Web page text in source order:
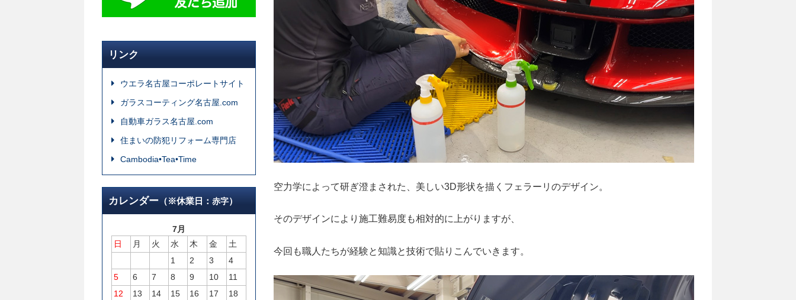
空力学によって研ぎ澄まされた、美しい3D形状を描くフェラーリのデザイン。
そのデザインにより施工難易度も相対的に上がりますが、
今回も職人たちが経験と知識と技術で貼りこんでいきます。
リンク
ウエラ名古屋コーポレートサイト
ガラスコーティング名古屋.com
自動車ガラス名古屋.com
住まいの防犯リフォーム専門店
Cambodia•Tea•Time
カレンダー （※休業日： 赤字）
7月
日
月 火 水 木 金
土
1
2 3
4
5
6 7 8 9 10
11
12
13 14 15 16 17 18